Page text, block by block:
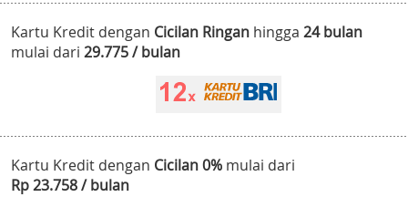
Kartu Kredit dengan Cicilan Ringan hingga 24 bulan
mulai dari 29.775 / bulan
Kartu Kredit dengan Cicilan 0% mulai dari
Rp 23.758 / bulan